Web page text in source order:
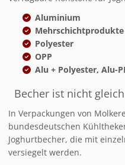
Aluminium
Mehrschichtprodukte
Polyester
OPP
Alu + Polyester, Alu-
Becher ist nicht
In Verpackungen von
bundesdeutschen
Joghurtbecher, die mit
versiegelt werden.